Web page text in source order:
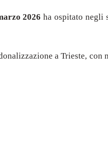
2026 ha ospitato negli
a Trieste, con